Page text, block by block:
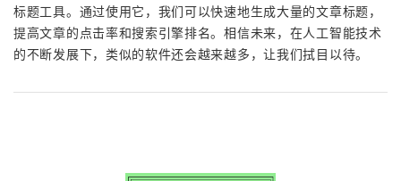
标题工具。通过使用它，我们可以快速地生成大量的文章标题，
提高文章的点击率和搜索引擎排名。相信未来，在人工智能技术
的不断发展下，类似的软件还会越来越多，让我们拭目以待。